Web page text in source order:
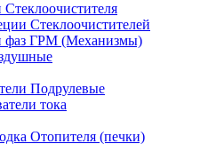
Стеклоочистителей
фаз ГРМ (Механизмы)
Подрулевые
тока
Отопителя (печки)